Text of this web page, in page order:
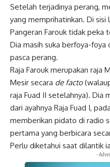
Setelah terjadinya perang,
yang memprihatinkan. Di
Pangeran Farouk tidak peka
Dia masih suka berfoya-
pasca perang.
Raja Farouk merupakan raja
Mesir secara de facto
raja Fuad II setelahnya). Dia
dari ayahnya Raja Fuad I,
memberikan pidato di radio
pertama yang berbicara
Perlu diketahui saat dilantik
-